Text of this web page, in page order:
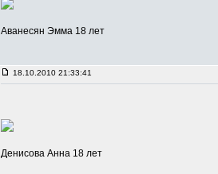
Аванесян Эмма 18 лет
18.10.2010 21:33:41
Денисова Анна 18 лет